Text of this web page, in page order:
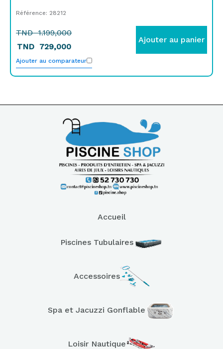
Référence: 28212
TND1.199,000
TND 729,000
Ajouter au panier
Ajouter au comparateur
Accueil
Piscines Tubulaires
Accessoires
Spa et Jacuzzi Gonflable
Loisir Nautique